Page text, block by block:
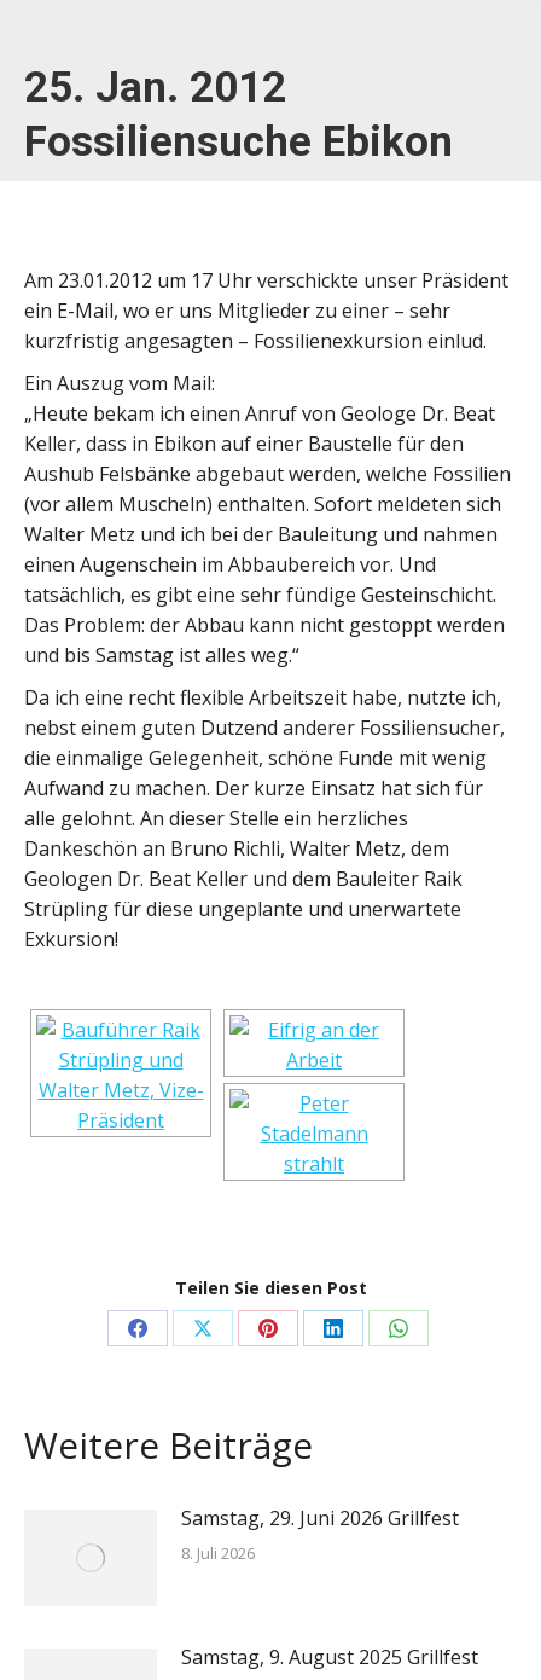
25. Jan. 2012
Fossiliensuche Ebikon
Am 23.01.2012 um 17 Uhr verschickte unser Präsident
ein E-Mail, wo er uns Mitglieder zu einer – sehr
kurzfristig angesagten – Fossilienexkursion einlud.
Ein Auszug vom Mail:
„Heute bekam ich einen Anruf von Geologe Dr. Beat
Keller, dass in Ebikon auf einer Baustelle für den
Aushub Felsbänke abgebaut werden, welche Fossilien
(vor allem Muscheln) enthalten. Sofort meldeten sich
Walter Metz und ich bei der Bauleitung und nahmen
einen Augenschein im Abbaubereich vor. Und
tatsächlich, es gibt eine sehr fündige Gesteinschicht.
Das Problem: der Abbau kann nicht gestoppt werden
und bis Samstag ist alles weg.“
Da ich eine recht flexible Arbeitszeit habe, nutzte ich,
nebst einem guten Dutzend anderer Fossiliensucher,
die einmalige Gelegenheit, schöne Funde mit wenig
Aufwand zu machen. Der kurze Einsatz hat sich für
alle gelohnt. An dieser Stelle ein herzliches
Dankeschön an Bruno Richli, Walter Metz, dem
Geologen Dr. Beat Keller und dem Bauleiter Raik
Strüpling für diese ungeplante und unerwartete
Exkursion!
Teilen Sie diesen Post
Share Share Share Share Share
Weitere Beiträge
Samstag, 29. Juni 2026 Grillfest
8. Juli 2026
Samstag, 9. August 2025 Grillfest